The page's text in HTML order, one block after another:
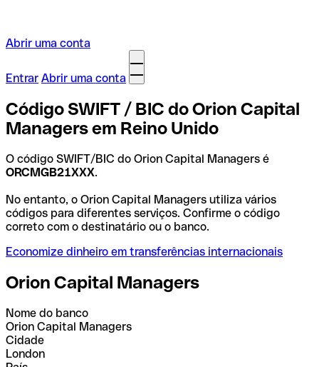
Abrir uma conta
Entrar Abrir uma conta
Código SWIFT / BIC do Orion Capital
Managers em Reino Unido
O código SWIFT/BIC do Orion Capital Managers é
ORCMGB21XXX.
No entanto, o Orion Capital Managers utiliza vários
códigos para diferentes serviços. Confirme o código
correto com o destinatário ou o banco.
Economize dinheiro em transferências internacionais
Orion Capital Managers
Nome do banco
Orion Capital Managers
Cidade
London